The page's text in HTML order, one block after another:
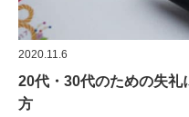
2020.11.6
20代・30代のための失礼
方